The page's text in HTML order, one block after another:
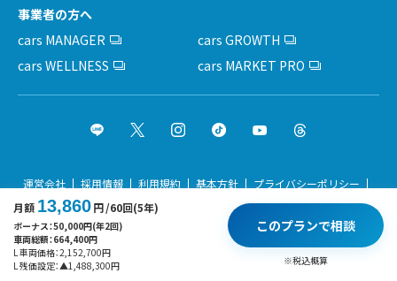
月額 13,860円/60回(5年)
ボーナス：50,000円(年2回)
車両総額：664,400円
L 車両価格：2,152,700円
L 残価設定：▲1,488,300円
このプランで相談
※税込概算
事業者の方へ
cars MANAGER
cars GROWTH
cars WELLNESS
cars MARKET PRO
運営会社 採用情報 利用規約 基本方針
プライバシーポリシー
サイトポリシー
Copyright © cars Inc. All rights reserved.